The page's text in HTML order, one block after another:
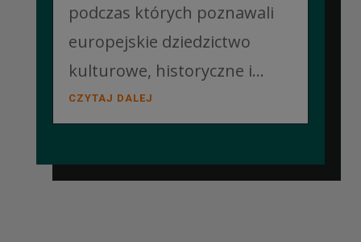
podczas których poznawali
europejskie dziedzictwo
kulturowe, historyczne i...
CZYTAJ DALEJ